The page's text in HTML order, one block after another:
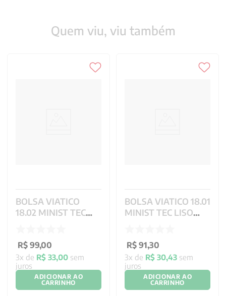
Quem viu, viu também
BOLSA VIATICO
18.02 MINIST TEC
R$ 99,00
3x de R$ 33,00 sem
juros
ADICIONAR AO
CARRINHO
BOLSA VIATICO 18.01
MINIST TEC LISO
R$ 91,30
3x de R$ 30,43 sem
juros
ADICIONAR AO
CARRINHO